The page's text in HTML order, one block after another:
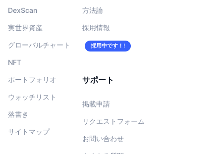
DexScan
実世界資産
グローバルチャート
NFT
ポートフォリオ
ウォッチリスト
落書き
サイトマップ
方法論
採用情報
採用中です！!
サポート
掲載申請
リクエストフォーム
お問い合わせ